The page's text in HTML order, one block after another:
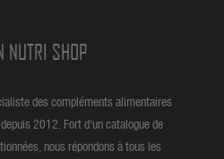
NUTRI SHOP
des compléments alimentaires
2012. Fort d'un catalogue de
nous répondons à tous les